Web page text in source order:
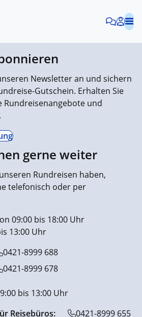
Newsletter an und sichern
Gutschein. Erhalten Sie
Rundreisenangebote und
gerne weiter
Rundreisen haben,
telefonisch oder per
09:00 bis 18:00 Uhr
13:00 Uhr
0421-8999 688
0421-8999 678
bis 13:00 Uhr
Reisebüros:
0421-8999 655